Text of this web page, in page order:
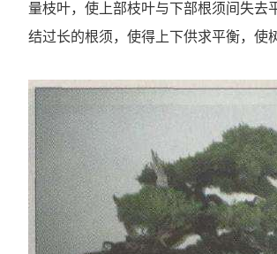
量枝叶，使上部枝叶与下部根须间失去
结过长的根须，使得上下供求平衡，使